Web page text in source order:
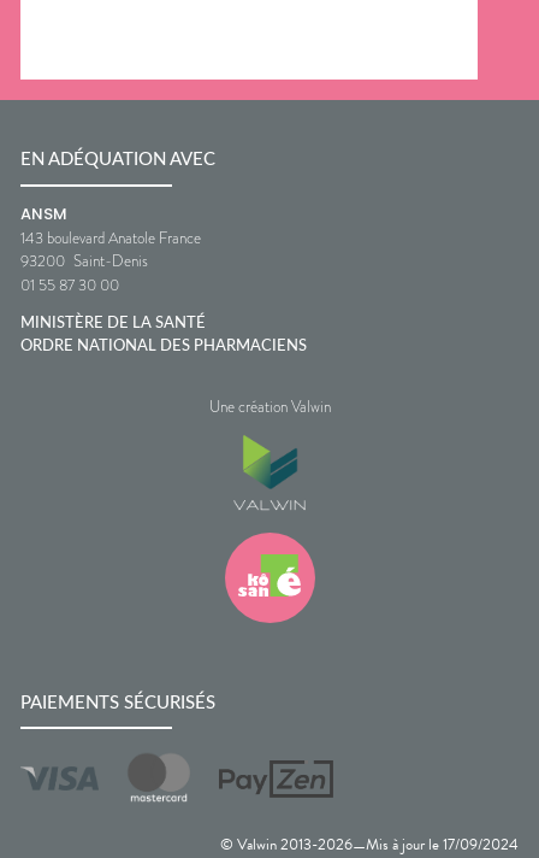
© Valwin 2013-2026—Mis à jour le17/09/2024
EN ADÉQUATION AVEC
ANSM
143 boulevard Anatole France
93200 Saint-Denis
01 55 87 30 00
MINISTÈRE DE LA SANTÉ
ORDRE NATIONAL DES PHARMACIENS
Une création Valwin
PAIEMENTS SÉCURISÉS